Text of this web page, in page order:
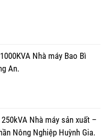
Nhà máy Bao Bì
An.
Nhà máy sản xuất –
Nông Nghiệp Huỳnh Gia.